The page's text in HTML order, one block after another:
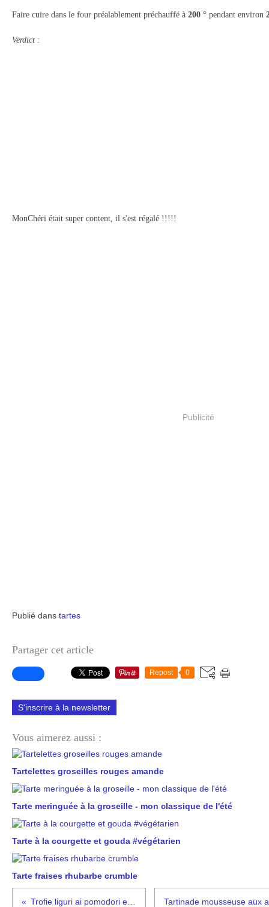
Faire cuire dans le four préalablement préchauffé à 200 ° pendant environ
Verdict :
MonChéri était super content, il s'est régalé !!!!!
Publicité
Publié dans tartes
Partager cet article
Repost 0
S'inscrire à la newsletter
Vous aimerez aussi :
Tartelettes groseilles rouges amande
Tarte meringuée à la groseille - mon classique de l'été
Tarte à la courgette et gouda #végétarien
Tarte fraises rhubarbe crumble